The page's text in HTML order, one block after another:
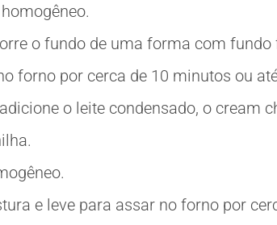
o fundo de uma forma com fundo
forno por cerca de 10 minutos ou
o leite condensado, o cream
e leve para assar no forno por